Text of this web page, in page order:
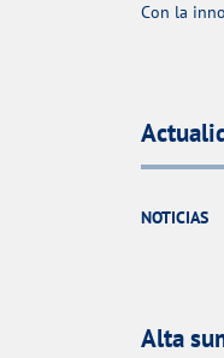
Con la
NOTICIAS
Alta